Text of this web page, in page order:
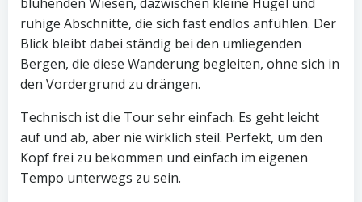
ruhige Abschnitte, die sich fast endlos anfühlen. Der
Blick bleibt dabei ständig bei den umliegenden
Bergen, die diese Wanderung begleiten, ohne sich in
den Vordergrund zu drängen.
Technisch ist die Tour sehr einfach. Es geht leicht
auf und ab, aber nie wirklich steil. Perfekt, um den
Kopf frei zu bekommen und einfach im eigenen
Tempo unterwegs zu sein.